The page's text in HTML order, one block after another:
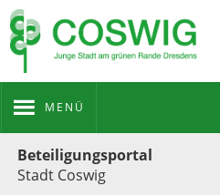
MENÜ
Beteiligungsportal
Stadt Coswig